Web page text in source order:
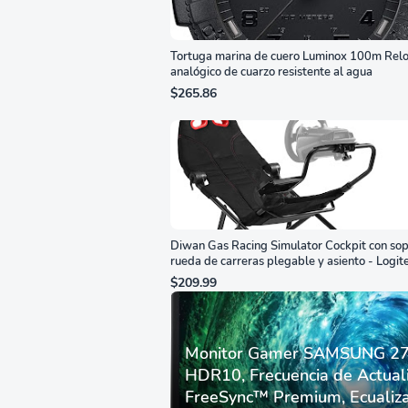
Tortuga marina de cuero Luminox 100m
analógico de cuarzo resistente al agua
$265.86
Diwan Gas Racing Simulator Cockpit con
rueda de carreras plegable y asiento -
G29/920/923/27/25, Thrustmaster
T248/X/T300RS/T150/458/TX
$209.99
Monitor Gamer SAMSUNG
HDR10, Frecuencia de
FreeSync™ Premium,